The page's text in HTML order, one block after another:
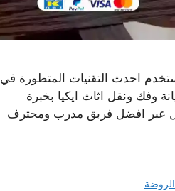
احدث التقنيات المتطورة في
وفك ونقل اثاث ايكيا بخبرة
عبر افضل فربق مدرب ومحترف
الروضة